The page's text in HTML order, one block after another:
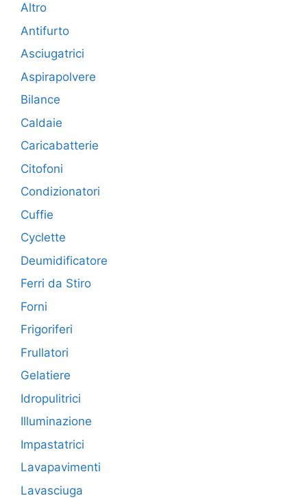
Altro
Antifurto
Asciugatrici
Aspirapolvere
Bilance
Caldaie
Caricabatterie
Citofoni
Condizionatori
Cuffie
Cyclette
Deumidificatore
Ferri da Stiro
Forni
Frigoriferi
Frullatori
Gelatiere
Idropulitrici
Illuminazione
Impastatrici
Lavapavimenti
Lavasciuga